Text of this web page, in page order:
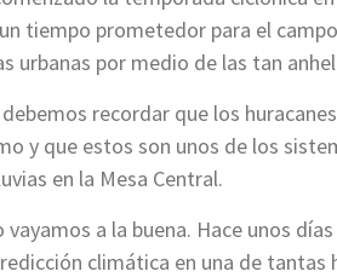
tiempo prometedor para el
urbanas por medio de las tan
recordar que los
y que estos son unos de los
en la Mesa Central.
vayamos a la buena. Hace unos
climática en una de tantas